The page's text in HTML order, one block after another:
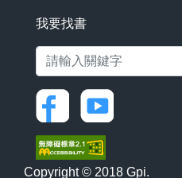
我要找書
Copyright © 2018 Gpi.